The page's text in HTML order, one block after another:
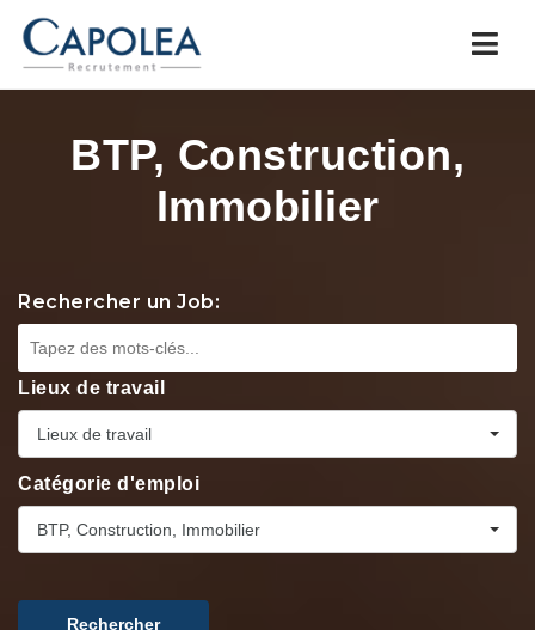
BTP, Construction,
Immobilier
Rechercher un Job:
Lieux de travail
Lieux de travail
Catégorie d'emploi
BTP, Construction, Immobilier
Rechercher